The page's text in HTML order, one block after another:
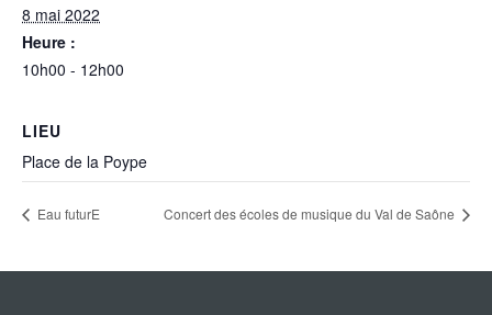
8 mai 2022
Heure :
10h00 - 12h00
LIEU
Place de la Poype
Eau futurE Concert des écoles de musique du Val de Saône